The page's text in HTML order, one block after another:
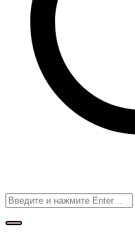
Поиск
для: